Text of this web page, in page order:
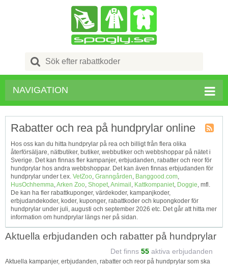
Search
for:
NAVIGATION
Tagg
RSS
Rabatter och rea på hundprylar online
Hos oss kan du hitta hundprylar på rea och billigt från flera olika
återförsäljare, nätbutiker, butiker, webbutiker och webbshoppar på nätet i
Sverige. Det kan finnas fler kampanjer, erbjudanden, rabatter och reor för
hundprylar hos andra webbshoppar. Det kan även finnas erbjudanden för
hundprylar under t.ex. VetZoo, Granngården, Banggood.com,
HusOchhemma,Arken Zoo, Shopet,Animail , Kattkompaniet, Doggie, mfl.
De kan ha fler rabattkuponger, värdekoder, kampanjkoder,
erbjudandekoder, koder, kuponger, rabattkoder och kupongkoder för
hundprylar under juli, augusti och september 2026 etc. Det går att hitta mer
information om hundprylar längs ner på sidan.
Aktuella erbjudanden och rabatter på hundprylar
Det finns 55 aktiva erbjudanden
Aktuella kampanjer, erbjudanden, rabatter och reor på hundprylar som ska